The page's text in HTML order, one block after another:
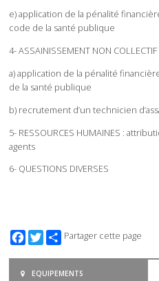
e) application de la pénalité
code de la santé publique
4- ASSAINISSEMENT NON COLLECTIF
a) application de la pénalité
de la santé publique
b) recrutement d’un technicien
5- RESSOURCES HUMAINES :
agents
6- QUESTIONS DIVERSES
Facebook
TwitterPartager cette page
EQUIPEMENTS